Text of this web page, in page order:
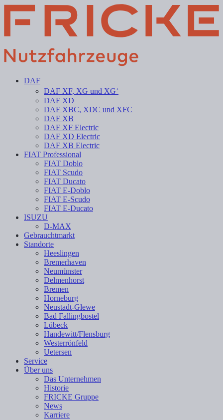
DAF
DAF XF, XG und XG⁺
DAF XD
DAF XBC, XDC und XFC
DAF XB
DAF XF Electric
DAF XD Electric
DAF XB Electric
FIAT Professional
FIAT Doblo
FIAT Scudo
FIAT Ducato
FIAT E-Doblo
FIAT E-Scudo
FIAT E-Ducato
ISUZU
D-MAX
Gebrauchtmarkt
Standorte
Heeslingen
Bremerhaven
Neumünster
Delmenhorst
Bremen
Horneburg
Neustadt-Glewe
Bad Fallingbostel
Lübeck
Handewitt/Flensburg
Westerrönfeld
Uetersen
Service
Über uns
Das Unternehmen
Historie
FRICKE Gruppe
News
Karriere